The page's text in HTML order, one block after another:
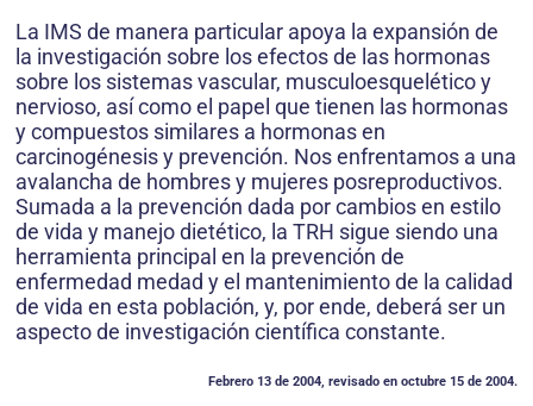
La IMS de manera particular apoya la expansión de
la investigación sobre los efectos de las hormonas
sobre los sistemas vascular, musculoesquelético y
nervioso, así como el papel que tienen las hormonas
y compuestos similares a hormonas en
carcinogénesis y prevención. Nos enfrentamos a una
avalancha de hombres y mujeres posreproductivos.
Sumada a la prevención dada por cambios en estilo
de vida y manejo dietético, la TRH sigue siendo una
herramienta principal en la prevención de
enfermedad medad y el mantenimiento de la calidad
de vida en esta población, y, por ende, deberá ser un
aspecto de investigación científica constante.
Febrero 13 de 2004, revisado en octubre 15 de 2004.